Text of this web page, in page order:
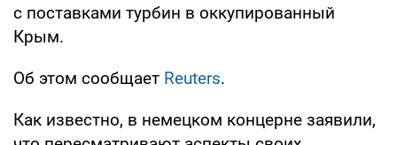
с поставками турбин в оккупированный
Крым.
Об этом сообщает Reuters.
Как известно, в немецком концерне заявили,